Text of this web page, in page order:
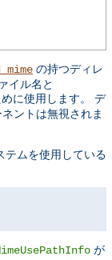
の持つディレ
イル名と
に使用します。 デ
ントは無視されま
テムを使用している
が